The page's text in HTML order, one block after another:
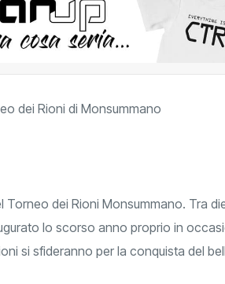
dei Rioni Monsummano. Tra
lo scorso anno proprio in
si sfideranno per la conquista del